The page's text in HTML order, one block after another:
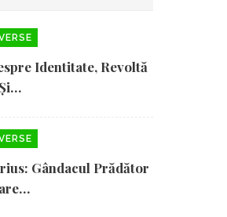
Identitate, Revoltă
Și…
Gândacul Prădător